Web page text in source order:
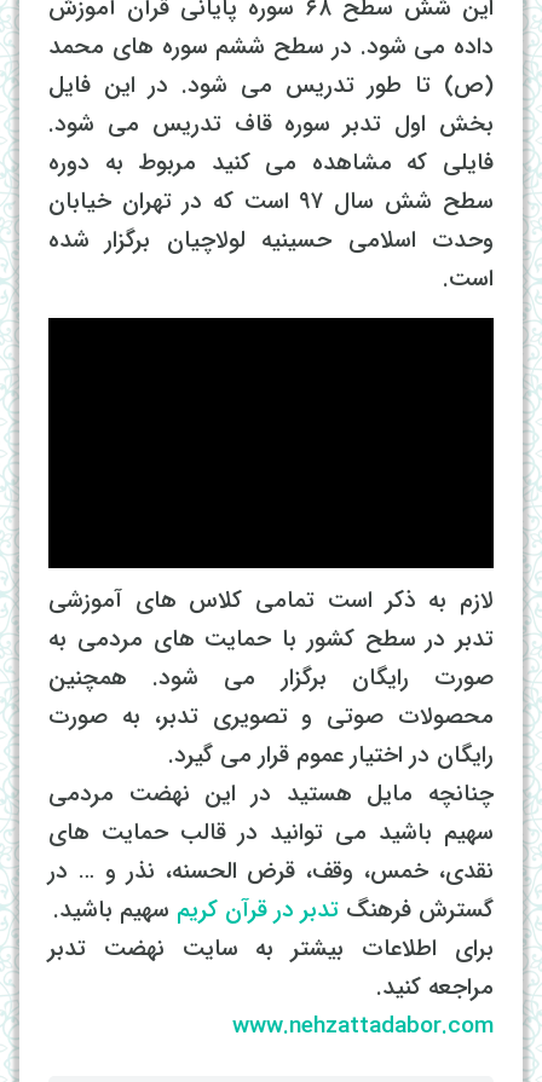
این شش سطح ۶۸ سوره پایانی قرآن آموزش
داده می شود. در سطح ششم سوره های محمد
(ص) تا طور تدریس می شود. در این فایل
بخش اول تدبر سوره قاف تدریس می شود.
فایلی که مشاهده می کنید مربوط به دوره
سطح شش سال ۹۷ است که در تهران خیابان
وحدت اسلامی حسینیه لولاچیان برگزار شده
است.
لازم به ذکر است تمامی کلاس های آموزشی
تدبر در سطح کشور با حمایت های مردمی به
صورت رایگان برگزار می شود. همچنین
محصولات صوتی و تصویری تدبر، به صورت
رایگان در اختیار عموم قرار می گیرد.
چنانچه مایل هستید در این نهضت مردمی
سهیم باشید می توانید در قالب حمایت های
نقدی، خمس، وقف، قرض الحسنه، نذر و … در
گسترش فرهنگ تدبر در قرآن کریم سهیم باشید.
برای اطلاعات بیشتر به سایت نهضت تدبر
مراجعه کنید.
www.nehzattadabor.com